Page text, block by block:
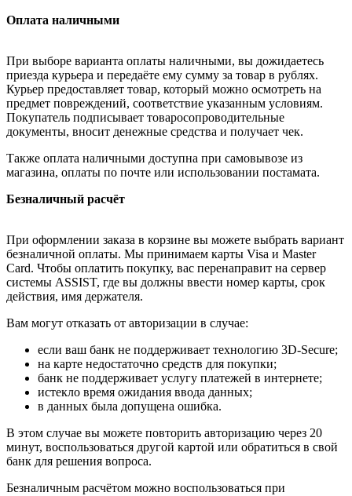
Оплата наличными
При выборе варианта оплаты наличными, вы дожидаетесь
приезда курьера и передаёте ему сумму за товар в рублях.
Курьер предоставляет товар, который можно осмотреть на
предмет повреждений, соответствие указанным условиям.
Покупатель подписывает товаросопроводительные
документы, вносит денежные средства и получает чек.
Также оплата наличными доступна при самовывозе из
магазина, оплаты по почте или использовании постамата.
Безналичный расчёт
При оформлении заказа в корзине вы можете выбрать вариант
безналичной оплаты. Мы принимаем карты Visa и Master
Card. Чтобы оплатить покупку, вас перенаправит на сервер
системы ASSIST, где вы должны ввести номер карты, срок
действия, имя держателя.
Вам могут отказать от авторизации в случае:
если ваш банк не поддерживает технологию 3D-Secure;
на карте недостаточно средств для покупки;
банк не поддерживает услугу платежей в интернете;
истекло время ожидания ввода данных;
в данных была допущена ошибка.
В этом случае вы можете повторить авторизацию через 20
минут, воспользоваться другой картой или обратиться в свой
банк для решения вопроса.
Безналичным расчётом можно воспользоваться при